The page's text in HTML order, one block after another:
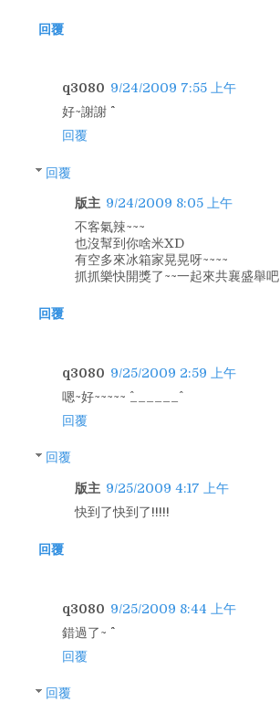
回覆
q3080 9/24/2009 7:55 上午
好~謝謝 ^^
回覆
回覆
版主 9/24/2009 8:05 上午
不客氣辣~~~
也沒幫到你啥米XD
有空多來冰箱家晃晃呀~~~~
抓抓樂快開獎了~~一起來共襄盛舉吧^^
回覆
q3080 9/25/2009 2:59 上午
嗯~好~~~~~ ^______^
回覆
回覆
版主 9/25/2009 4:17 上午
快到了快到了!!!!!
回覆
q3080 9/25/2009 8:44 上午
錯過了~ ^^
回覆
回覆